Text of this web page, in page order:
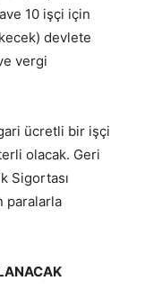
10 işçi için
devlete
vergi
ücretli bir işçi
olacak. Geri
Sigortası
paralarla